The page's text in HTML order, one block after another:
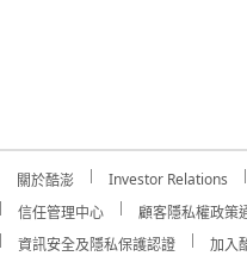
關於酷澎 Investor Relations
信任管理中心
顧客隱私權政策
資訊安全及隱私保護認證
加入